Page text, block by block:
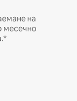
на
месечно